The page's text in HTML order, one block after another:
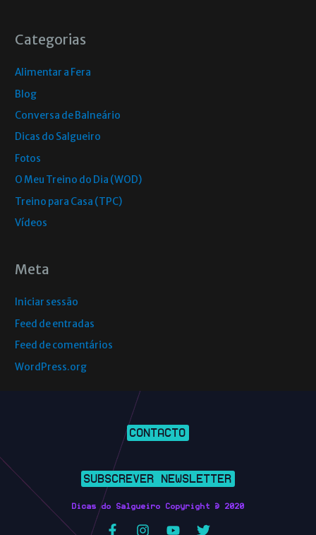
Categorias
Alimentar a Fera
Blog
Conversa de Balneário
Dicas do Salgueiro
Fotos
O Meu Treino do Dia (WOD)
Treino para Casa (TPC)
Vídeos
Meta
Iniciar sessão
Feed de entradas
Feed de comentários
WordPress.org
CONTACTO
SUBSCREVER NEWSLETTER
Dicas do Salgueiro Copyright © 2020